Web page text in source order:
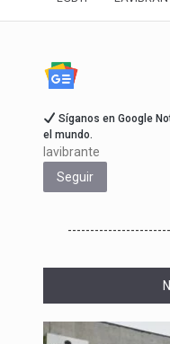
Síganos en Google
el mundo.
lavibrante
Seguir